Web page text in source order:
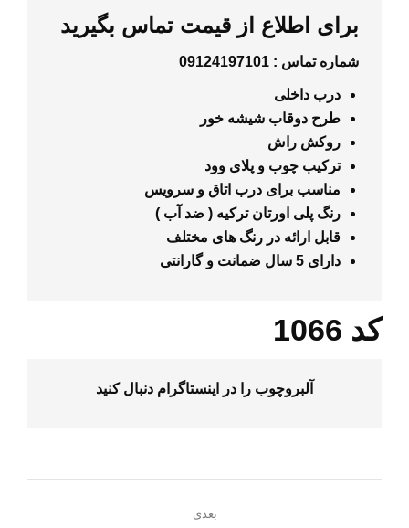
برای اطلاع از قیمت تماس بگیرید
شماره تماس : 09124197101
درب داخلی
طرح دوقاب شیشه خور
روکش راش
ترکیب چوب و پلای وود
مناسب برای درب اتاق و سرویس
رنگ پلی اورتان ترکیه ( ضد آب )
قابل ارائه در رنگ های مختلف
دارای 5 سال ضمانت و گارانتی
کد 1066
آلبروچوب را در اینستاگرام دنبال کنید
بعدی